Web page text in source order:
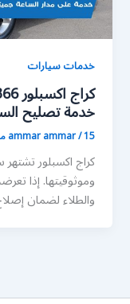
خدمات سيارات
خدمة تصليح
ammar ammar/15 مايو، 2020
كراج اكسبلور تشتهر
وموثوقيتها. إذا
والطلاء لضمان